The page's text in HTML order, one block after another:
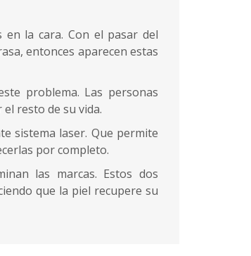
la cara. Con el pasar del
entonces aparecen estas
problema. Las personas
resto de su vida.
sistema laser. Que permite
por completo.
las marcas. Estos dos
que la piel recupere su